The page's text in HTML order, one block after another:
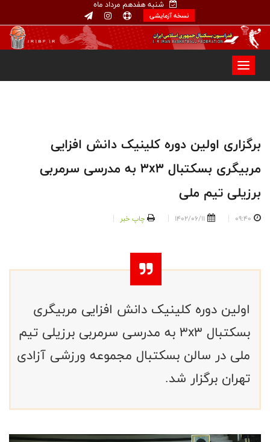
شنبه هفدهم مرداد ماه
نسخه آزمایشی
برگزاری اولین دوره کلینیک دانش افزایی
مربیگری بسکتبال 3x3 به مدرسی سرمربی
برزیلی تیم ملی
09:40
1402/06/11 چاپ خبر
اولین دوره کلینیک دانش افزایی مربیگری
بسکتبال 3x3 به مدرسی سرمربی برزیلی تیم
ملی در سالن بسکتبال مجموعه ورزشی آزادی
تهران برگزار شد.